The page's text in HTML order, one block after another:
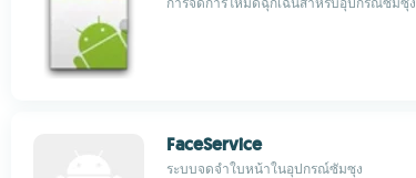
FaceService
ระบบจดจำใบหน้าในอุปกรณ์ซัมซุง